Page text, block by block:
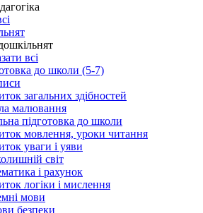
всі
до школи (5-7)
загальних здібностей
малювання
підготовка до школи
мовлення, уроки читання
уваги і уяви
світ
і рахунок
логіки і мислення
мови
безпеки